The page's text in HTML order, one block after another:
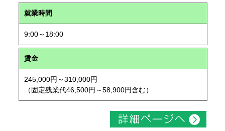
就業時間
9:00～18:00
賃金
245,000円～310,000円
（固定残業代46,500円～58,900円含む）